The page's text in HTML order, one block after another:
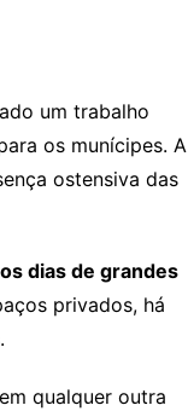
um trabalho
os munícipes. A
ostensiva das
dias de grandes
privados, há
qualquer outra